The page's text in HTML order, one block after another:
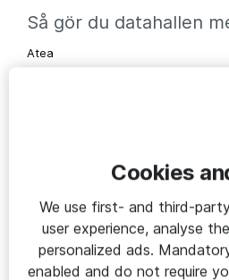
Så gör du datahallen
Atea
Cookies
We use first- and third-
user experience, analyse
personalized ads.
enabled and do not require